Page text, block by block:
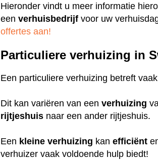
Hieronder vindt u meer informatie
eenverhuisbedrijf voor uw
offertes aan!
Particuliere verhuizing in
Een particuliere verhuizing betreft
Dit kan variëren van eenverhuizing
rijtjeshuis naar een ander rijtjeshuis.
Een kleine verhuizing kanefficiënt
verhuizer vaak voldoende hulp biedt!